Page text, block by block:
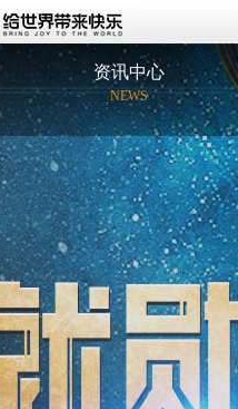
资讯中心
NEWS